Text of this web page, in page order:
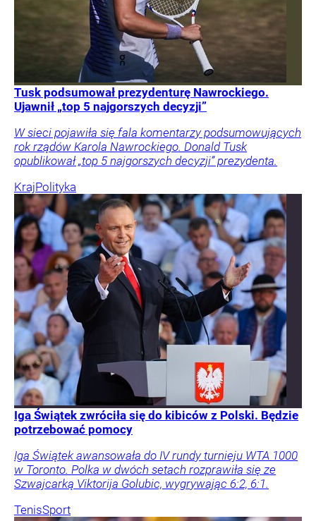
Tusk podsumował prezydenturę Nawrockiego.
Ujawnił „top 5 najgorszych decyzji”
W sieci pojawiła się fala komentarzy podsumowujących
rok rządów Karola Nawrockiego. Donald Tusk
opublikował „top 5 najgorszych decyzji” prezydenta.
KrajPolityka
Iga Świątek zwróciła się do kibiców z Polski. Będzie
potrzebować pomocy
Iga Świątek awansowała do IV rundy turnieju WTA 1000
w Toronto. Polka w dwóch setach rozprawiła się ze
Szwajcarką Viktorija Golubic, wygrywając 6:2, 6:1.
TenisSport